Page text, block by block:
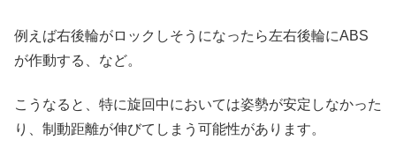
例えば右後輪がロックしそうになったら左右後輪にABS
が作動する、など。
こうなると、特に旋回中においては姿勢が安定しなかった
り、制動距離が伸びてしまう可能性があります。